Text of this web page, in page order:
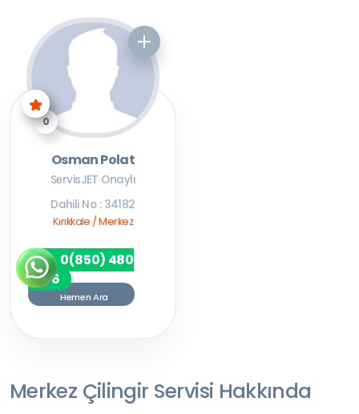
0
Osman Polat
ServisJET Onaylı
Dahili No : 34182
Kırıkkale / Merkez
0(850) 480
7256
Hemen Ara
Merkez Çilingir Servisi Hakkında